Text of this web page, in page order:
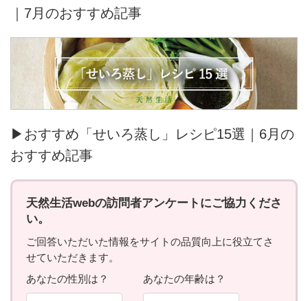
｜7月のおすすめ記事
▶おすすめ「せいろ蒸し」レシピ15選｜6月の
おすすめ記事